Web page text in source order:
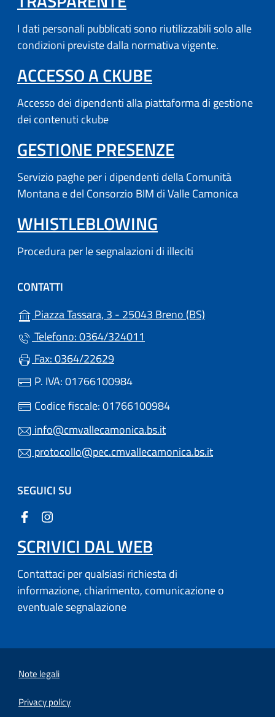
I dati personali pubblicati sono riutilizzabili solo alle
condizioni previste dalla normativa vigente.
ACCESSO A CKUBE(APRE IN
Accesso dei dipendenti alla piattaforma di gestione
dei contenuti ckube
GESTIONE PRESENZE(APRE IN
Servizio paghe per i dipendenti della Comunità
Montana e del Consorzio BIM di Valle Camonica
WHISTLEBLOWING
Procedura per le segnalazioni di illeciti
CONTATTI
Piazza Tassara, 3 - 25043 Breno (BS)
Telefono: 0364/324011
Fax: 0364/22629
P. IVA: 01766100984
Codice fiscale: 01766100984
info@cmvallecamonica.bs.it
protocollo@pec.cmvallecamonica.bs.it
SEGUICI SU
SCRIVICI DAL WEB
Contattaci per qualsiasi richiesta di
informazione, chiarimento, comunicazione o
eventuale segnalazione
Note legali
Privacy policy